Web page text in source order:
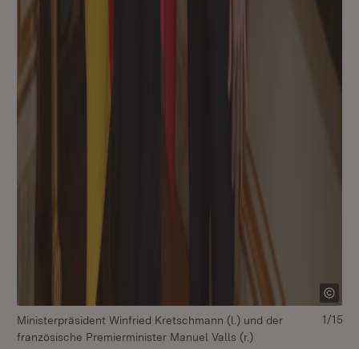
Ministerpräsident Winfried Kretschmann (l.) und der
französische Premierminister Manuel Valls (r.)
1/15